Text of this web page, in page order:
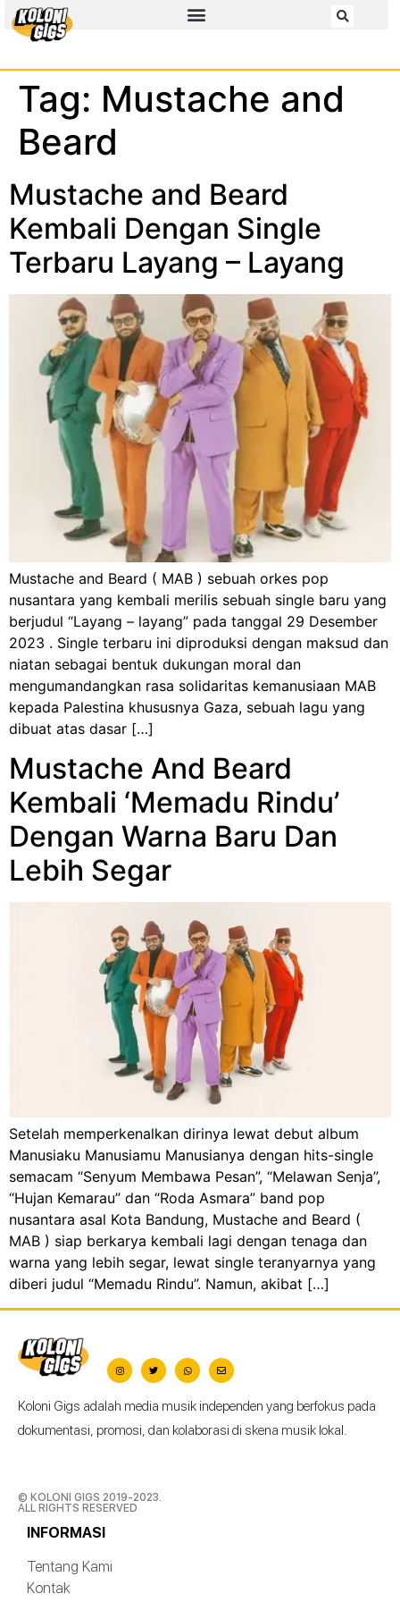
Tag: Mustache and
Beard
Mustache and Beard
Kembali Dengan Single
Terbaru Layang – Layang
Mustache and Beard ( MAB ) sebuah orkes pop
nusantara yang kembali merilis sebuah single baru yang
berjudul “Layang – layang” pada tanggal 29 Desember
2023 . Single terbaru ini diproduksi dengan maksud dan
niatan sebagai bentuk dukungan moral dan
mengumandangkan rasa solidaritas kemanusiaan MAB
kepada Palestina khususnya Gaza, sebuah lagu yang
dibuat atas dasar […]
Mustache And Beard
Kembali ‘Memadu Rindu’
Dengan Warna Baru Dan
Lebih Segar
Setelah memperkenalkan dirinya lewat debut album
Manusiaku Manusiamu Manusianya dengan hits-single
semacam “Senyum Membawa Pesan”, “Melawan Senja”,
“Hujan Kemarau” dan “Roda Asmara” band pop
nusantara asal Kota Bandung, Mustache and Beard (
MAB ) siap berkarya kembali lagi dengan tenaga dan
warna yang lebih segar, lewat single teranyarnya yang
diberi judul “Memadu Rindu”. Namun, akibat […]
Koloni Gigs adalah media musik independen yang berfokus pada
dokumentasi, promosi, dan kolaborasi di skena musik lokal.
© KOLONI GIGS 2019-2023.
ALL RIGHTS RESERVED
INFORMASI
Tentang Kami
Kontak